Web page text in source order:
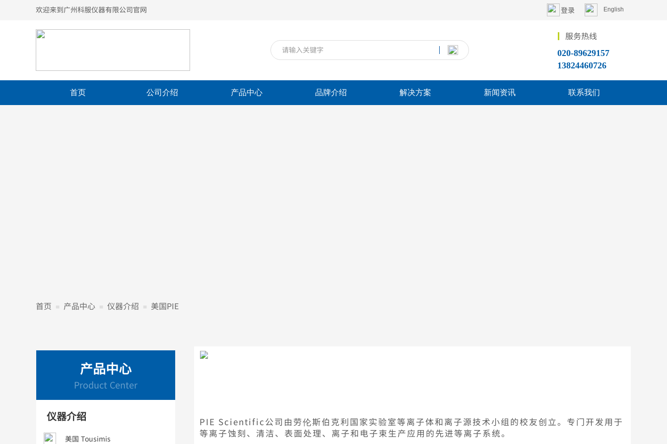
登录 English
欢迎来到广州科服仪器有限公司官网
首页 公司介绍 产品中心 品牌介绍 解决方案 新闻资讯 联系我们
搜索
020-89629157
13824460726
服务热线
首页 ≡ 产品中心 ≡ 仪器介绍 ≡ 美国PIE
产品中心
Product Center
美国 Tousimis
仪器介绍 PIE Scientific公司由劳伦斯伯克利国家实验室等离子体和离子源技术小组的校友创立。 专门开发用于
等离子蚀刻、清洁、表面处理、离子和电子束生产应用的先进等离子系统。